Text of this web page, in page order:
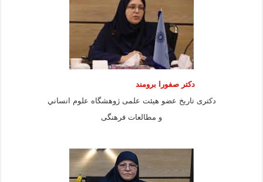
دكتر صفورا برومند
دكترى تاريخ عضو هيئت علمى ژوهشگاه علوم انساني
و مطالعات فرهنگى